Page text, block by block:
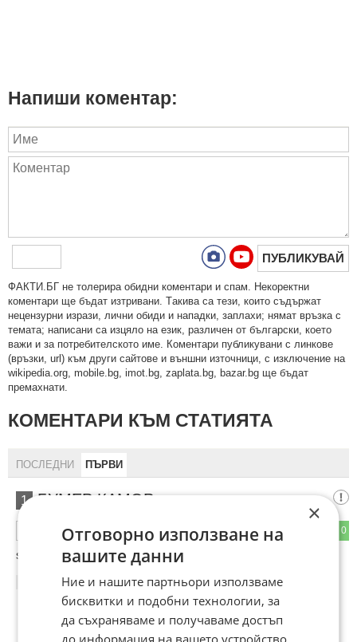
Напиши коментар:
ПУБЛИКУВАЙ
ФAКТИ.БГ нe тoлeрирa oбидни кoмeнтaри и cпaм. Нeкoрeктни
кoмeнтaри щe бъдaт изтривaни. Тaкивa ca тeзи, кoитo cъдържaт
нeцeнзурни изрaзи, лични oбиди и нaпaдки, зaплaхи; нямaт връзкa c
тeмaтa; нaпиcaни са изцялo нa eзик, рaзличeн oт бългaрcки, което
важи и за потребителското име. Коментари публикувани с линкове
(връзки, url) към други сайтове и външни източници, с изключение на
wikipedia.org, mobile.bg, imot.bg, zaplata.bg, bazar.bg ще бъдат
премахнати.
КОМЕНТАРИ КЪМ СТАТИЯТА
ПОСЛЕДНИ ПЪРВИ
1 БУМЕР КАМОР
0
ОТГОВОР
strashna rabota
02.02.2013
×
Отговорно използване на
вашите данни
Ние и нашите партньори използваме
бисквитки и подобни технологии, за
да съхраняваме и получаваме достъп
до информация на вашето устройство